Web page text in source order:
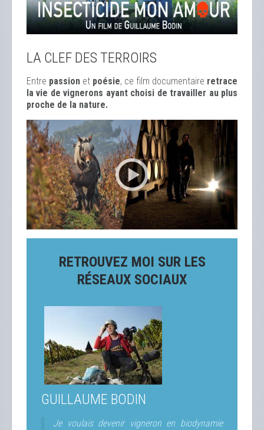
LA CLEF DES TERROIRS
Entre passion et poésie, ce film documentaire retrace
la vie de vignerons ayant choisi de travailler au plus
proche de la nature.
RETROUVEZ MOI SUR LES
RÉSEAUX SOCIAUX
GUILLAUME BODIN
Je voulais devenir vigneron en biodynamie